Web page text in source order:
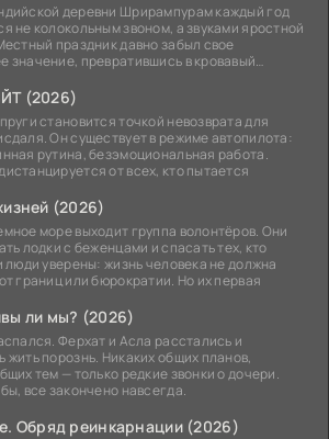
деревни Шрирампурам каждый год
не колокольным звоном, а звуками яростной
праздник давно забыл свое
значение, превратившись в кровавый
(2026)
становится точкой невозврата для
Он существует в режиме автопилота:
рутина, безэмоциональная работа.
от всех, кто пытается
(2026)
море выходит группа волонтёров. Они
лодки с беженцами и спасать тех, кто
люди уверены: жизнь человека не должна
границ или бюрократии. Но их первая
ли мы? (2026)
Ферхат и Асла расстались и
жить порознь. Никаких общих планов,
тем — только редкие звонки о дочери.
все закончено навсегда.
Обряд реинкарнации (2026)